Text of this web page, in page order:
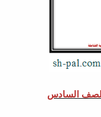
السادس